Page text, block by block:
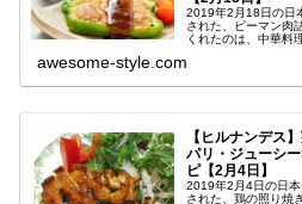
2019年2月18日の日
された、ピーマン肉
くれたのは、中華料
awesome-style.com
【ヒルナンデス
パリ・ジューシ
ピ【2月4日】
2019年2月4日の日
された、鶏の照り焼